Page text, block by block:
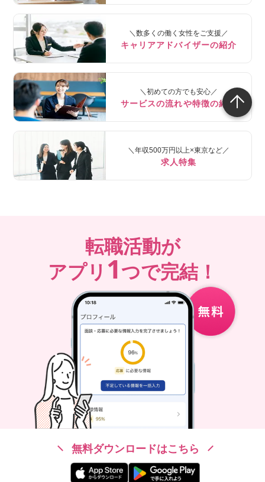
＼数多くの働く女性をご支援／
キャリアアドバイザーの紹介
＼初めての方でも安心／
サービスの流れや特徴の紹介
＼年収500万円以上×東京など／
求人特集
転職活動が
アプリ 1つで完結！
無料ダウンロードはこちら